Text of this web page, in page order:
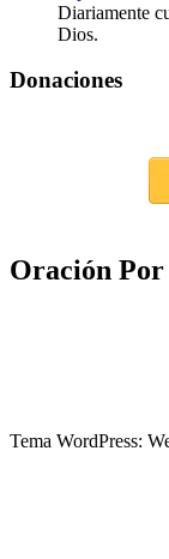
Diariamente
Dios.
Donaciones
Oración Por
Tema WordPress: